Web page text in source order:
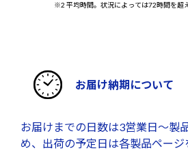
※2 平均時間。状況によっては72時間を超
お届け納期について
お届けまでの日数は3営業日～製
め、出荷の予定日は各製品ページ